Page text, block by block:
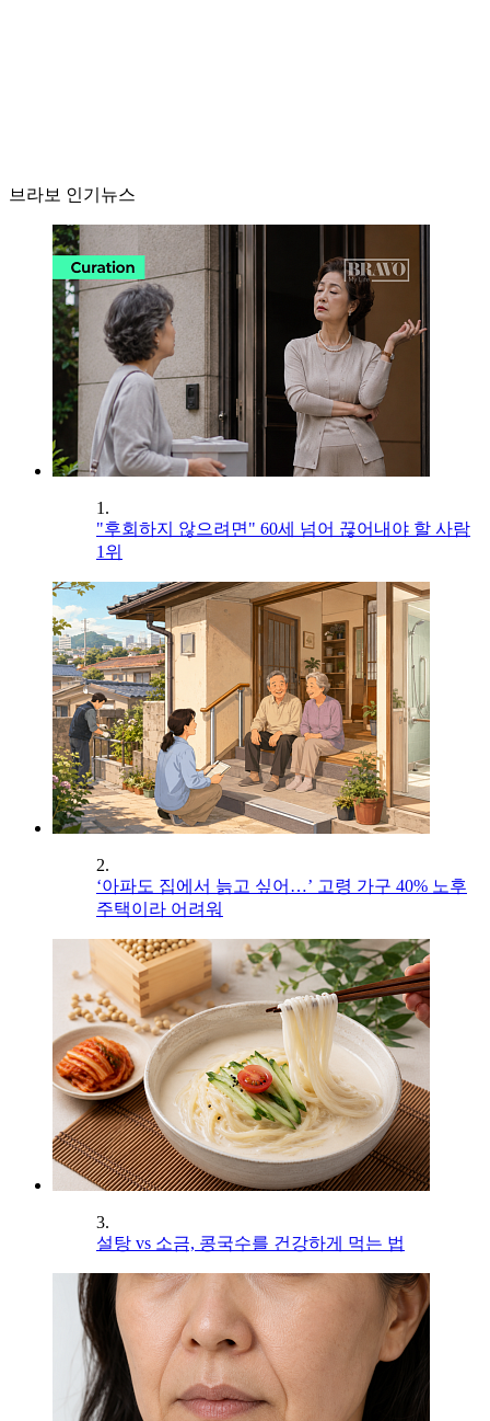
브라보 인기뉴스
1.
"후회하지 않으려면" 60세 넘어 끊어내야 할 사람
1위
2.
‘아파도 집에서 늙고 싶어…’ 고령 가구 40% 노후
주택이라 어려워
3.
설탕 vs 소금, 콩국수를 건강하게 먹는 법